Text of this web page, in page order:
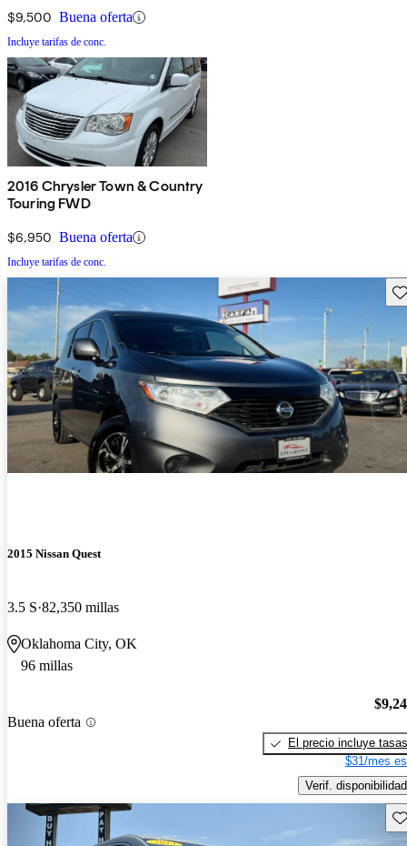
$9,500 Buena oferta
Incluye tarifas de conc.
2016 Chrysler Town & Country
Touring FWD
$6,950 Buena oferta
Incluye tarifas de conc.
2015 Nissan Quest
3.5 S 82,350 millas
Oklahoma City, OK
96 millas
Buena oferta
El precio incluye tasas
$31/mes
Verif. disponibilidad